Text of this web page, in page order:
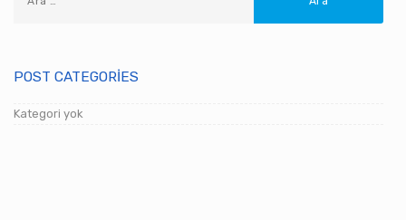
POST CATEGORIES
Kategori yok